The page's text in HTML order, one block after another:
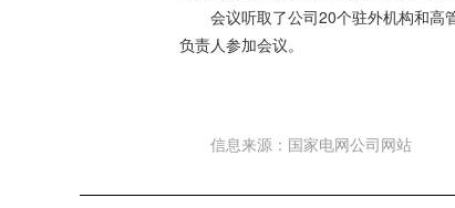
会议听取了公司20个驻外机构和高
负责人参加会议。
信息来源：国家电网公司网站